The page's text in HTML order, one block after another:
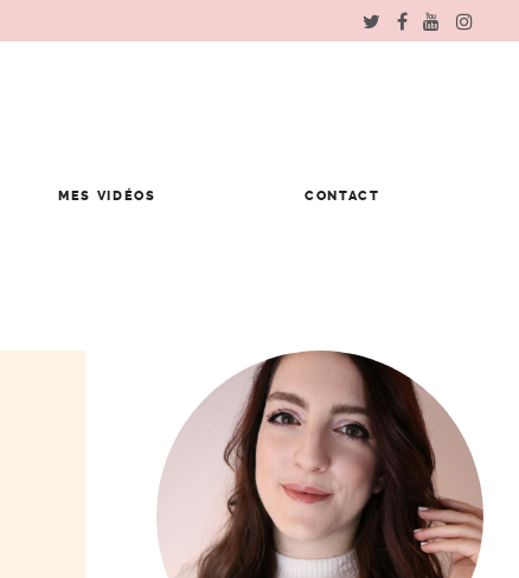
MES VIDÉOS CONTACT